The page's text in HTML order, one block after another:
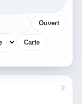
Ouvert
Carte